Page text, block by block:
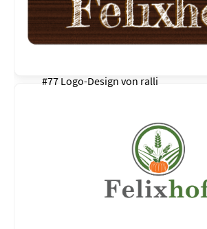
#77 Logo-Design von ralli